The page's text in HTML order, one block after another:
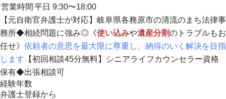
営業時間 平日 9:30〜18:00
【元自衛官弁護士が対応】岐阜県各務原市の清流のまち法律事
務所◆相続問題に強み◎《使い込みや遺産分割のトラブルもお
任せ》 依頼者の意思を最大限に尊重し、納得のいく解決を目指
します 【初回相談45分無料】
シニアライフカウンセラー資格
保有◆出張相談可
経験年数
弁護士登録から